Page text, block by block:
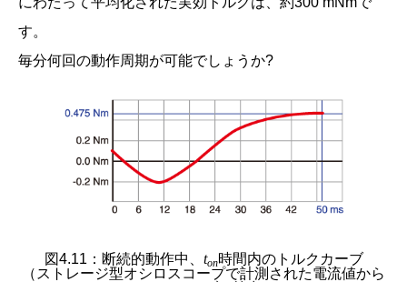
す。
毎分何回の動作周期が可能でしょうか?
図4.11：断続的動作中、 ton時間内のトルクカーブ
（ストレージ型オシロスコープで計測された電流値から